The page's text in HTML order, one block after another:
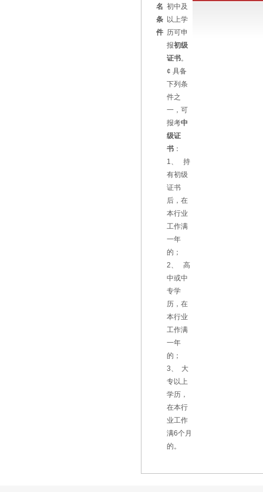
名
条
件
初中及
以上学
历可申
报初级
证书。
¢ 具备
下列条
件之
一，可
报考中
级证
书 ：
1、 持
有初级
证书
后，在
本行业
工作满
一年
的；
2、 高
中或中
专学
历，在
本行业
工作满
一年
的；
3、 大
专以上
学历，
在本行
业工作
满6个月
的。